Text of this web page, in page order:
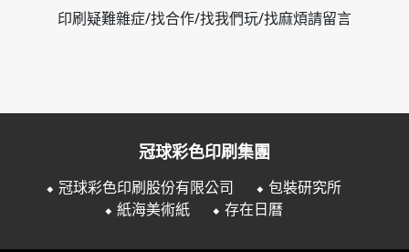
印刷疑難雜症/找合作/找我們玩/找麻煩請留言
冠球彩色印刷集團
⬥ 冠球彩色印刷股份有限公司
⬥ 包裝研究所
⬥ 紙海美術紙
⬥ 存在日曆